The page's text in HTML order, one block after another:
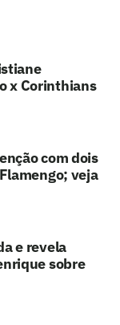
x Corinthians
com dois
veja
e revela
sobre